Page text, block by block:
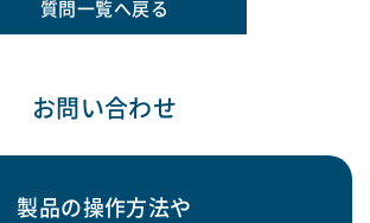
質問一覧へ戻る
お問い合わせ
製品の操作方法や